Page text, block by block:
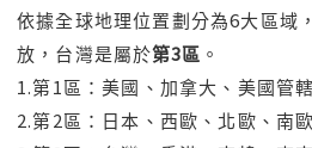
依據全球地理位置劃分為6大區域
放，台灣是屬於第3區 。
1.第1區：美國、加拿大、美國管
2.第2區：日本、西歐、北歐、南